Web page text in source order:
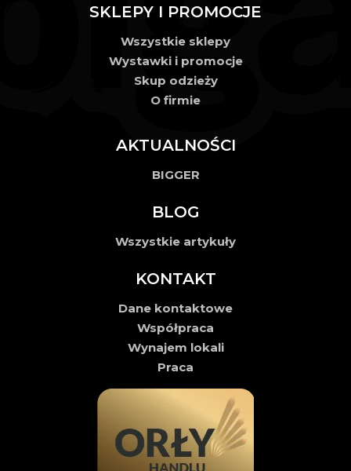
SKLEPY I PROMOCJE
Wszystkie sklepy
Wystawki i promocje
Skup odzieży
O firmie
AKTUALNOŚCI
BIGGER
BLOG
Wszystkie artykuły
KONTAKT
Dane kontaktowe
Współpraca
Wynajem lokali
Praca